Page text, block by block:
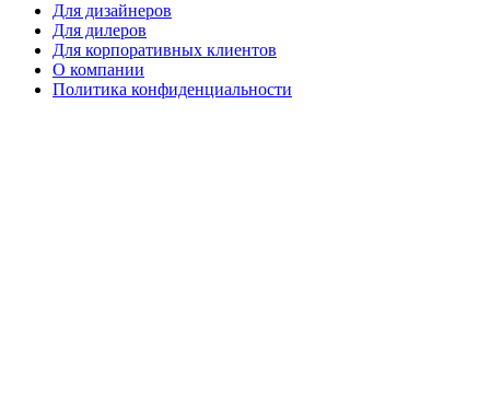
Для дизайнеров
Для дилеров
Для корпоративных клиентов
О компании
Политика конфиденциальности